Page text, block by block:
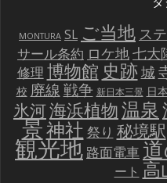
MONTURA SL ご当地 ス
サール条約 ロケ地七大
修理 博物館 史跡城
校 廃線戦争 新日本三景 日
氷河海浜植物温泉
景神社 祭り 秘境駅
観光地 路面電車
ート 高